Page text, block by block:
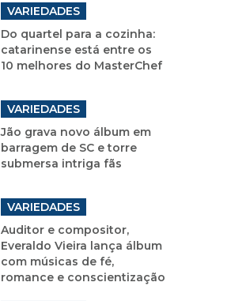
VARIEDADES
Do quartel para a cozinha:
catarinense está entre os
10 melhores do MasterChef
VARIEDADES
Jão grava novo álbum em
barragem de SC e torre
submersa intriga fãs
VARIEDADES
Auditor e compositor,
Everaldo Vieira lança álbum
com músicas de fé,
romance e conscientização